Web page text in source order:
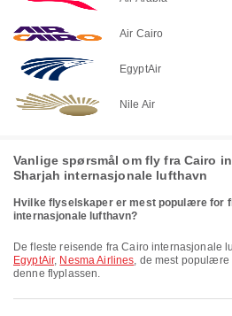
Air Cairo
EgyptAir
Nile Air
Vanlige spørsmål om fly fra Cairo
Sharjah internasjonale lufthavn
Hvilke flyselskaper er mest populære for
internasjonale lufthavn?
De fleste reisende fra Cairo internasjonale
EgyptAir, Nesma Airlines, de mest populære
denne flyplassen.